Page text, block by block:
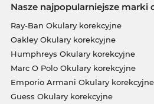
Nasze najpopularniejsze marki
Ray-Ban Okulary korekcyjne
Oakley Okulary korekcyjne
Humphreys Okulary korekcyjne
Marc O Polo Okulary korekcyjne
Emporio Armani Okulary korekcyjne
Guess Okulary korekcyjne